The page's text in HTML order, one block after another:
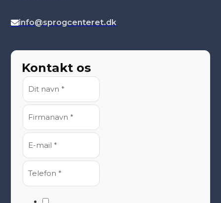
info@sprogcenteret.dk
Kontakt os